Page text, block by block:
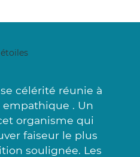
célérité réunie à
. Un
organisme qui
faiseur le plus
soulignée. Les